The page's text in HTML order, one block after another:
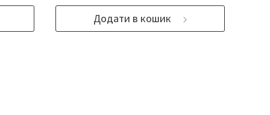
Додати в кошик